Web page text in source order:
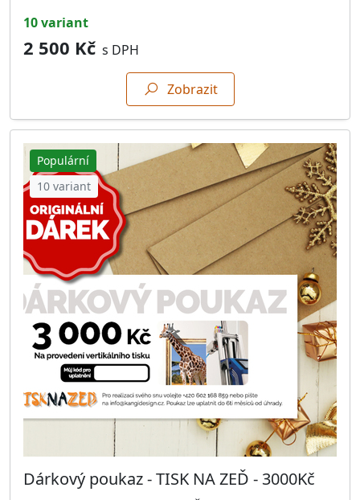
10 variant
2 500 Kč s DPH
Zobrazit
Populární
10 variant
Dárkový poukaz - TISK NA ZEĎ - 3000Kč